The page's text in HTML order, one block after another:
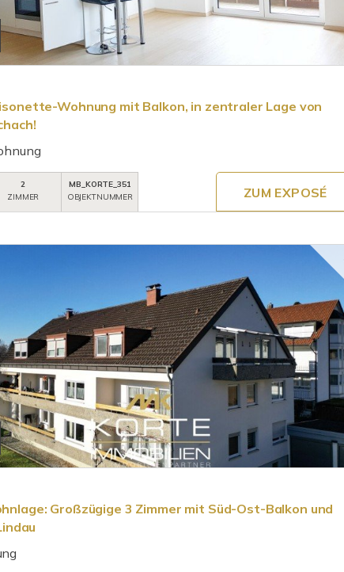
Wohnung mit Balkon, in zentraler Lage von
2
ZIMMER
MB_KORTE_351
OBJEKTNUMMER
ZUM EXPOSÉ
Großzügige 3 Zimmer mit Süd-Ost-Balkon und